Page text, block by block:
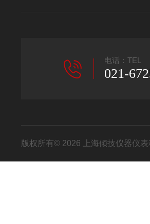
电话：TEL
021-
版权所有© 2026 上海倾技仪器仪